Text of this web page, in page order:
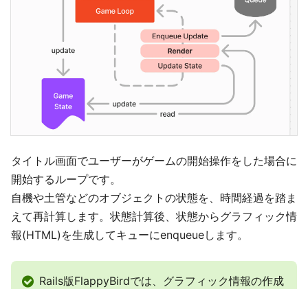
タイトル画面でユーザーがゲームの開始操作をした場合に
開始するループです。
自機や土管などのオブジェクトの状態を、時間経過を踏ま
えて再計算します。状態計算後、状態からグラフィック情
報(HTML)を生成してキューにenqueueします。
Rails版FlappyBirdでは、グラフィック情報の作成